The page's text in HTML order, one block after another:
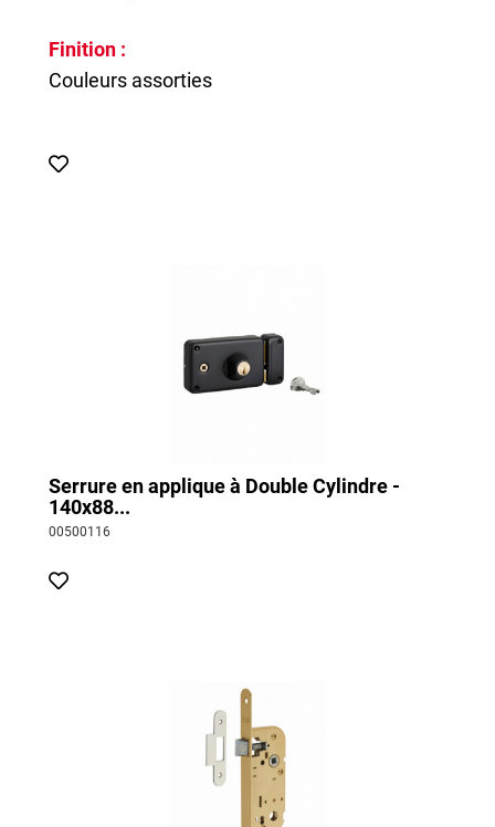
Finition :
Couleurs assorties
Serrure en applique à Double Cylindre -
140x88...
00500116